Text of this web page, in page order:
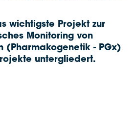
wichtigste Projekt zur
Monitoring von
(Pharmakogenetik - PGx)
untergliedert.